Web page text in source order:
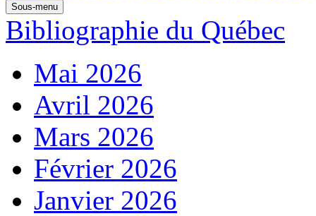
Sous-menu
Bibliographie du Québec
Mai 2026
Avril 2026
Mars 2026
Février 2026
Janvier 2026